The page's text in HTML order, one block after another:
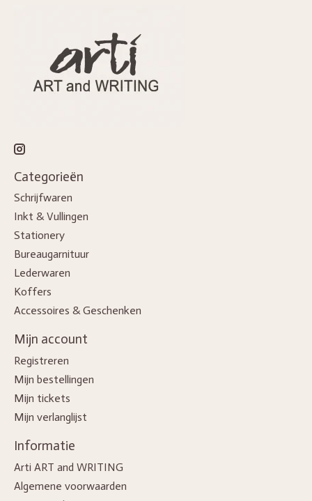
Categorieën
Schrijfwaren
Inkt & Vullingen
Stationery
Bureaugarnituur
Lederwaren
Koffers
Accessoires & Geschenken
Mijn account
Registreren
Mijn bestellingen
Mijn tickets
Mijn verlanglijst
Informatie
Arti ART and WRITING
Algemene voorwaarden